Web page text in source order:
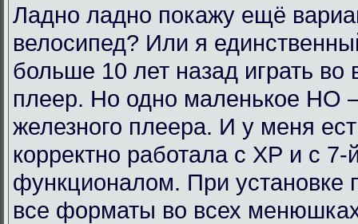
Ладно ладно покажу ещё
велосипед? Или я
больше 10 лет назад играть
плеер. Но одно маленькое НО
железного плеера. И у меня
корректно работала с ХР и с
функционалом. При установке
все форматы во всех